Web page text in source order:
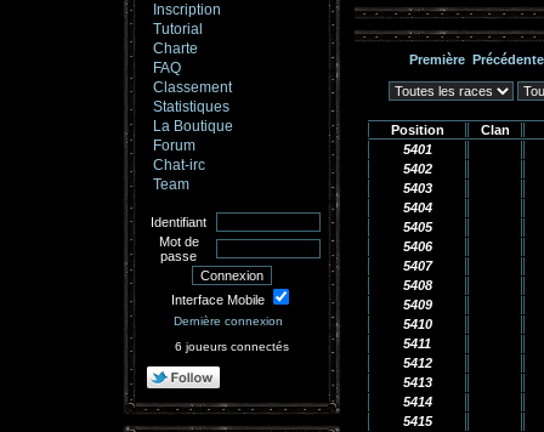
Inscription
Tutorial
Charte
FAQ
Classement
Statistiques
La Boutique
Forum
Chat-irc
Team
Identifiant
Mot de
passe
Interface Mobile
Dernière connexion
6 joueurs connectés
Première Précédente
Position
Clan
5401
5402
5403
5404
5405
5406
5407
5408
5409
5410
5411
5412
5413
5414
5415